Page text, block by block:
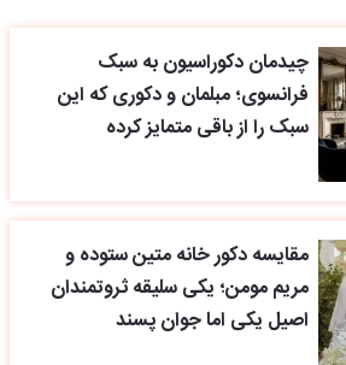
چیدمان دکوراسیون به سبک
فرانسوی؛ مبلمان و دکوری که این
سبک را از باقی متمایز کرده
مقایسه دکور خانه متین ستوده و
مریم مومن؛ یکی سلیقه ثروتمندان
اصیل یکی اما جوان پسند